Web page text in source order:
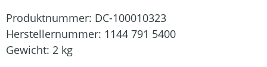
Produktnummer: DC-100010323
Herstellernummer: 1144 791 5400
Gewicht: 2 kg